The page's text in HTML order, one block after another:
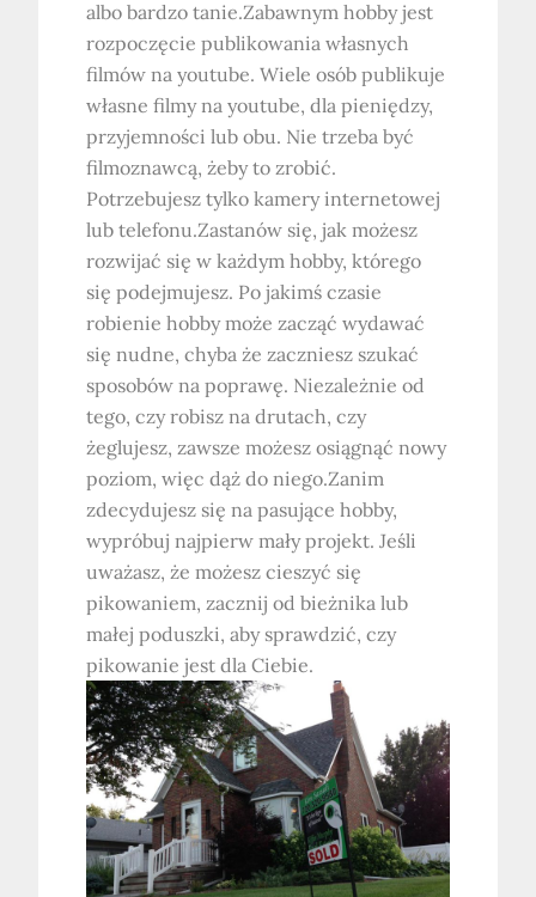
albo bardzo tanie.Zabawnym hobby jest
rozpoczęcie publikowania własnych
filmów na youtube. Wiele osób publikuje
własne filmy na youtube, dla pieniędzy,
przyjemności lub obu. Nie trzeba być
filmoznawcą, żeby to zrobić.
Potrzebujesz tylko kamery internetowej
lub telefonu.Zastanów się, jak możesz
rozwijać się w każdym hobby, którego
się podejmujesz. Po jakimś czasie
robienie hobby może zacząć wydawać
się nudne, chyba że zaczniesz szukać
sposobów na poprawę. Niezależnie od
tego, czy robisz na drutach, czy
żeglujesz, zawsze możesz osiągnąć nowy
poziom, więc dąż do niego.Zanim
zdecydujesz się na pasujące hobby,
wypróbuj najpierw mały projekt. Jeśli
uważasz, że możesz cieszyć się
pikowaniem, zacznij od bieżnika lub
małej poduszki, aby sprawdzić, czy
pikowanie jest dla Ciebie.